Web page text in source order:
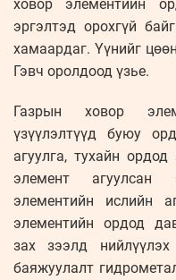
ховор элементийн
эргэлтэд орохгүй
хамаардаг. Үүнийг
Гэвч оролдоод үзье.
Газрын ховор
үзүүлэлтүүд буюу
агуулга, тухайн
элемент агуулсан
элементийн ислийн
элементийн ордод
зах зээлд
баяжуулалт